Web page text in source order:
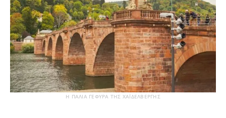
Η ΠΑΛΙΆ ΓΈΦΥΡΑ ΤΗΣ ΧΑΪΔΕΛΒΈΡΓΗΣ